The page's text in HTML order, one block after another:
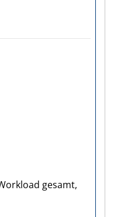
gesamt,